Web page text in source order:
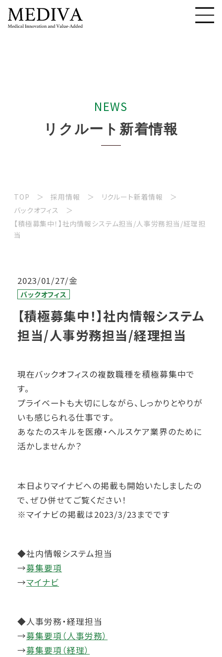
NEWS
リ クルー ト 新着情報
TOP 採用情報
リクルート新着情報
バックオフィス
【積極募集中！】社内情報システム担当/人事労務担当/経理担
当
2023/01/27/金
バックオフィス
【積極募集中！】社内情報システム
担当/人事労務担当/経理担当
現在バックオフィスの複数職種を積極募集中で
す。
プライベートも大切にしながら、しっかりとやりが
いも感じられる仕事です。
あなたのスキルを医療・ヘルスケア業界のために
活かしませんか？
本日よりマイナビへの掲載も開始いたしましたの
で、ぜひ併せてご覧ください！
※マイナビの掲載は2023/3/23までです
◆社内情報システム担当
→募集要項
→マイナビ
◆人事労務・経理担当
→募集要項（人事労務）
→募集要項（経理）